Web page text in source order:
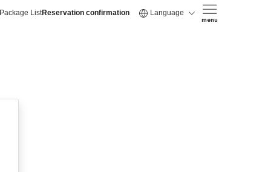
Package ListReservation confirmation Language
menu